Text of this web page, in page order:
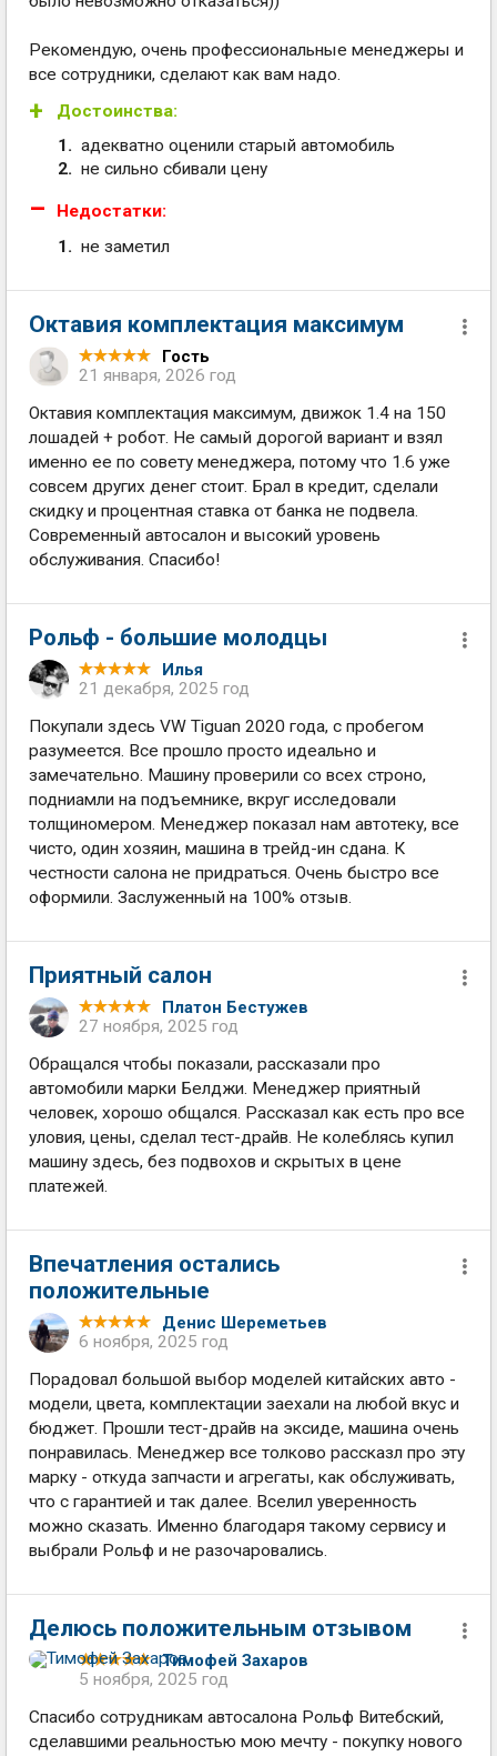
Рекомендую, очень профессиональные менеджеры и
все сотрудники, сделают как вам надо.
Достоинства:
адекватно оценили старый автомобиль
не сильно сбивали цену
Недостатки:
не заметил
Октавия комплектация максимум
Гость
21 января, 2026 год
Октавия комплектация максимум, движок 1.4 на 150
лошадей + робот. Не самый дорогой вариант и взял
именно ее по совету менеджера, потому что 1.6 уже
совсем других денег стоит. Брал в кредит, сделали
скидку и процентная ставка от банка не подвела.
Современный автосалон и высокий уровень
обслуживания. Спасибо!
Рольф - большие молодцы
Илья
21 декабря, 2025 год
Покупали здесь VW Tiguan 2020 года, с пробегом
разумеется. Все прошло просто идеально и
замечательно. Машину проверили со всех строно,
подниамли на подъемнике, вкруг исследовали
толщиномером. Менеджер показал нам автотеку, все
чисто, один хозяин, машина в трейд-ин сдана. К
честности салона не придраться. Очень быстро все
оформили. Заслуженный на 100% отзыв.
Приятный салон
Платон Бестужев
27 ноября, 2025 год
Обращался чтобы показали, рассказали про
автомобили марки Белджи. Менеджер приятный
человек, хорошо общался. Рассказал как есть про все
уловия, цены, сделал тест-драйв. Не колеблясь купил
машину здесь, без подвохов и скрытых в цене
платежей.
Впечатления остались
положительные
Денис Шереметьев
6 ноября, 2025 год
Порадовал большой выбор моделей китайских авто -
модели, цвета, комплектации заехали на любой вкус и
бюджет. Прошли тест-драйв на эксиде, машина очень
понравилась. Менеджер все толково рассказл про эту
марку - откуда запчасти и агрегаты, как обслуживать,
что с гарантией и так далее. Вселил уверенность
можно сказать. Именно благодаря такому сервису и
выбрали Рольф и не разочаровались.
Делюсь положительным отзывом
Тимофей Захаров
5 ноября, 2025 год
Спасибо сотрудникам автосалона Рольф Витебский,
сделавшими реальностью мою мечту - покупку нового